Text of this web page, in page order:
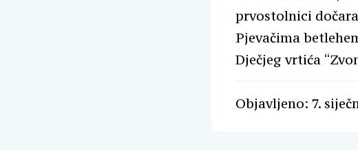
prvostolnici
Pjevačima
Dječjeg vrtića
Objavljeno: 7.